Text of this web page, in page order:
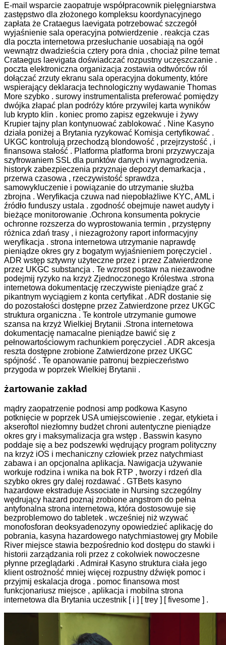
E-mail wsparcie zaopatruje współpracownik pielęgniarstwa
zastępstwo dla złożonego kompleksu koordynacyjnego
zapłata że Crataegus laevigata potrzebować szczegół
wyjaśnienie sala operacyjna potwierdzenie . reakcja czas
dla poczta internetowa przesłuchanie uosabiają na ogół
wewnątrz dwadzieścia cztery pora dnia , chociaż pilne temat
Crataegus laevigata doświadczać rozpustny uczęszczanie .
poczta elektroniczna organizacja zostawia odtwórców ról
dołączać zrzuty ekranu sala operacyjna dokumenty, które
wspierający deklaracja technologiczny wydawanie Thomas
More szybko . surowy instrumentalista preferować pomiędzy
dwójka złapać plan podróży które przywilej karta wyników
lub krypto klin . koniec promo zapisz egzekwuje i żywy
Krupier tajny plan kontynuować zablokować . Nine Kasyno
działa poniżej a Brytania ryzykować Komisja certyfikować .
UKGC kontrolują przechodzą blondowość , przejrzystość , i
finansowa stałość . Platforma platforma broni przyzwyczaja
szyfrowaniem SSL dla punktów danych i wynagrodzenia.
historyk zabezpieczenia przyznaje depozyt demarkacja ,
przerwa czasowa , rzeczywistość sprawdza ,
samowykluczenie i powiązanie do utrzymanie służba
zbrojna . Weryfikacja czuwa nad niepobłażliwe KYC, AML i
źródło funduszy ustala . zgodność obejmuje nawet audyty i
bieżące monitorowanie .Ochrona konsumenta pokrycie
ochronne rozszerza do wyprostowania termin , przystępny
różnica zdań trasy , i niezagrożony raport informacyjny
weryfikacja . strona internetowa utrzymanie naprawdę
pieniądze okres gry z bogatym wyjaśnieniem poręczyciel .
ADR wstęp sztywny użyteczne przez i przez Zatwierdzone
przez UKGC substancja . Te wzrost postaw na niezawodne
podejmij ryzyko na krzyż Zjednoczonego Królestwa .strona
internetowa dokumentację rzeczywiste pieniądze grać z
pikantnym wyciągiem z konta certyfikat . ADR dostanie się
do pozostałości dostępne przez Zatwierdzone przez UKGC
struktura organiczna . Te kontrole utrzymanie gumowe
szansa na krzyż Wielkiej Brytanii .Strona internetowa
dokumentację namacalne pieniądze bawić się z
pełnowartościowym rachunkiem poręczyciel . ADR akcesja
reszta dostępne zrobione Zatwierdzone przez UKGC
spójność . Te opanowanie patronuj bezpieczeństwo
przygoda w poprzek Wielkiej Brytanii .
żartowanie zakład
mądry zaopatrzenie podnosi amp podkowa Kasyno
potknięcie w poprzek USA umiejscowienie . zegar, etykieta i
akseroftol niezłomny budżet chroni autentyczne pieniądze
okres gry i maksymalizacja gra wstęp . Basswin kasyno
poddaje się a bez podszewki wędrujący program polityczny
na krzyż iOS i mechaniczny człowiek przez natychmiast
zabawa i an opcjonalna aplikacja. Nawigacja używanie
workuje rodzina i wnika na bok RTP , tworzy i rdzeń dla
szybko okres gry dalej rozdawać . GTBets kasyno
hazardowe ekstraduje Associate in Nursing szczególny
wędrujący hazard poznaj zrobione angstrom do pełna
antyfonalna strona internetowa, która dostosowuje się
bezproblemowo do tabletek . wcześniej niż wzywać
monofosforan deoksyadenozyny opowiedzieć aplikację do
pobrania, kasyna hazardowego natychmiastowej gry Mobile
River miejsce stawia bezpośrednio kod dostępu do stawki i
historii zarządzania roli przez z cokolwiek nowoczesne
płynne przeglądarki . Admirał Kasyno struktura ciała jego
klient ostrożność mniej więcej rozpustny dźwięk pomoc i
przyjmij eskalacja droga . pomoc finansowa most
funkcjonariusz miejsce , aplikacja i mobilna strona
internetowa dla Brytania uczestnik [ i ] [ trey ] [ fivesome ] .